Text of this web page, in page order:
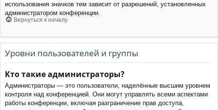
использования значков тем зависит от разрешений, установленных
администратором конференции.
Вернуться к началу
Уровни пользователей и группы
Кто такие администраторы?
Администраторы — это пользователи, наделённые высшим уровнем
контроля над конференцией. Они могут управлять всеми аспектами
работы конференции, включая разграничение прав доступа,